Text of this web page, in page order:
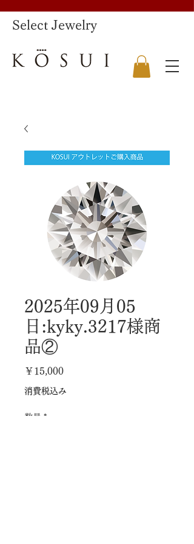
​Select Jewelry
2025年09月05
日:kyky.3217様商
品②
￥15,000価
格
消費税込み
数量 *